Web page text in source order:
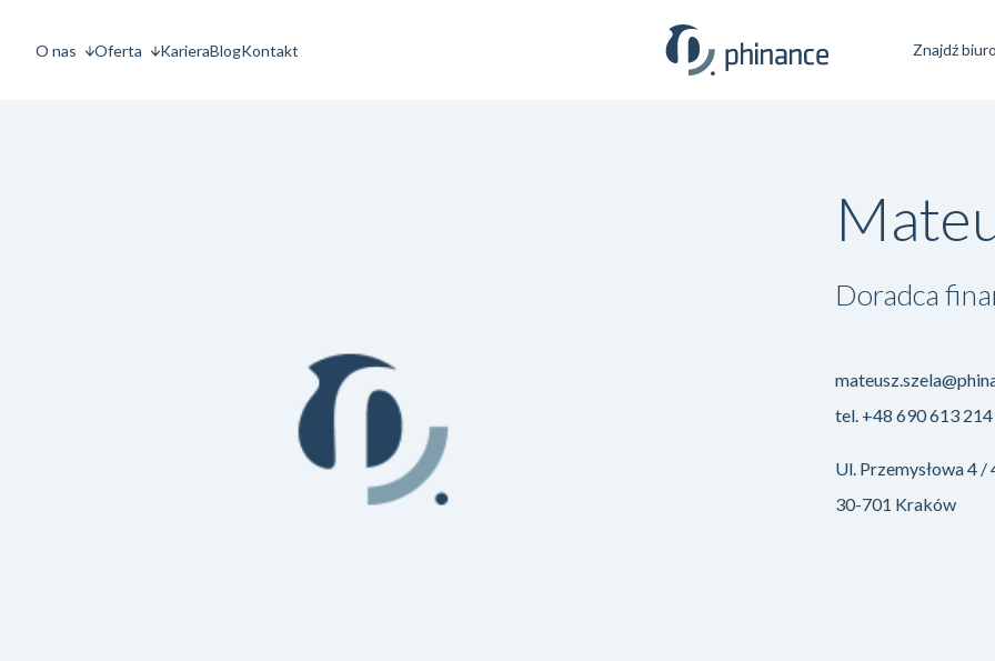
O nas Oferta KarieraBlogKontakt Znajdź
Doradca
tel. +48 690 613 214
Ul. Przemysłowa 4 /
30-701 Kraków